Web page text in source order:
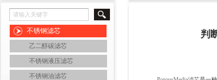
不锈钢滤芯
乙二醇碳滤芯
不锈钢液压滤芯
不锈钢油滤芯
判